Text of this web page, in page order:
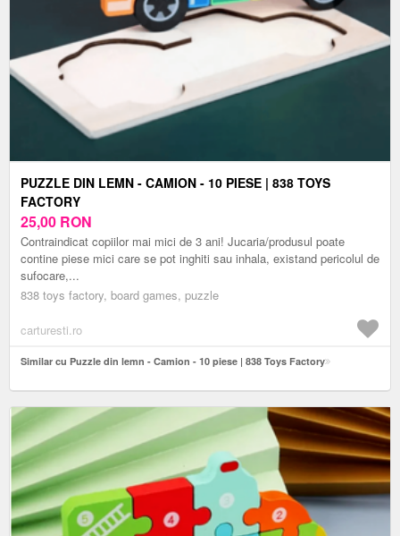
PUZZLE DIN LEMN - CAMION - 10 PIESE | 838 TOYS
FACTORY
25,00 RON
Contraindicat copiilor mai mici de 3 ani! Jucaria/produsul poate
contine piese mici care se pot inghiti sau inhala, existand pericolul de
sufocare,...
838 toys factory, board games, puzzle
carturesti.ro
Similar cu Puzzle din lemn - Camion - 10 piese | 838 Toys Factory